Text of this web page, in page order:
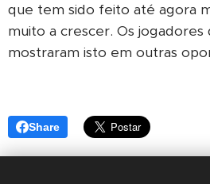
que tem sido feito até agora
muito a crescer. Os
mostraram isto em outras
Share